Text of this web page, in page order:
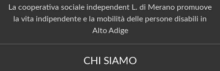
La cooperativa sociale independent L. di Merano promuove
la vita indipendente e la mobilità delle persone disabili in
Alto Adige
CHI SIAMO